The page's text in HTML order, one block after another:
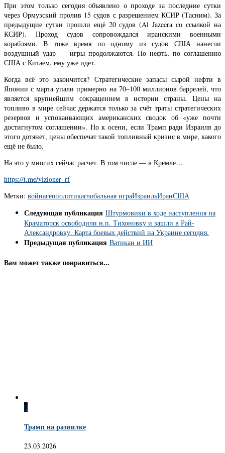
При этом только сегодня объявлено о проходе за последние сутки
через Ормузский пролив 15 судов с разрешением КСИР (Тасним). За
предыдущие сутки прошли ещё 20 судов (Al Jazeera со ссылкой на
КСИР). Проход судов сопровождался иранскими военными
кораблями. В тоже время по одному из судов США нанесли
воздушный удар — игры продолжаются. Но нефть, по соглашению
США с Китаем, ему уже идет.
Когда всё это закончится? Стратегические запасы сырой нефти в
Японии с марта упали примерно на 70–100 миллионов баррелей, что
является крупнейшим сокращением в истории страны. Цены на
топливо в мире сейчас держатся только за счёт траты стратегических
резервов и успокаивающих американских сводок об «уже почти
достигнутом соглашении». Но к осени, если Трамп ради Израиля до
этого дотянет, цены обеспечат такой топливный кризис в мире, какого
ещё не было.
На это у многих сейчас расчет. В том числе — в Кремле…
https://t.me/vizioner_rf
Метки: войнагеополитикаглобальная играИзраильИранСША
Следующая публикация Штурмовики в ходе наступления на
Краматорск освободили н.п. Тихоновку и зашли в Рай-
Александровку. Карта боевых действий на Украине сегодня.
Предыдущая публикация Ватикан и ИИ
Вам может также понравиться...
0
Трамп на развилке
23.03.2026